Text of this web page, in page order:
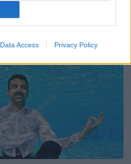
Data Access Privacy Policy